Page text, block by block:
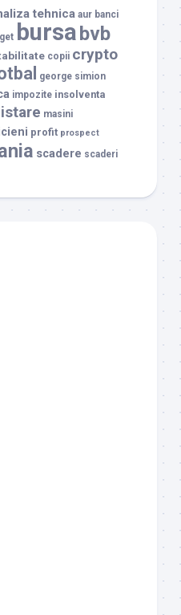
tehnica aur banci
bursabvb
copii crypto
george simion
impozite insolventa
masini
profit prospect
scadere scaderi